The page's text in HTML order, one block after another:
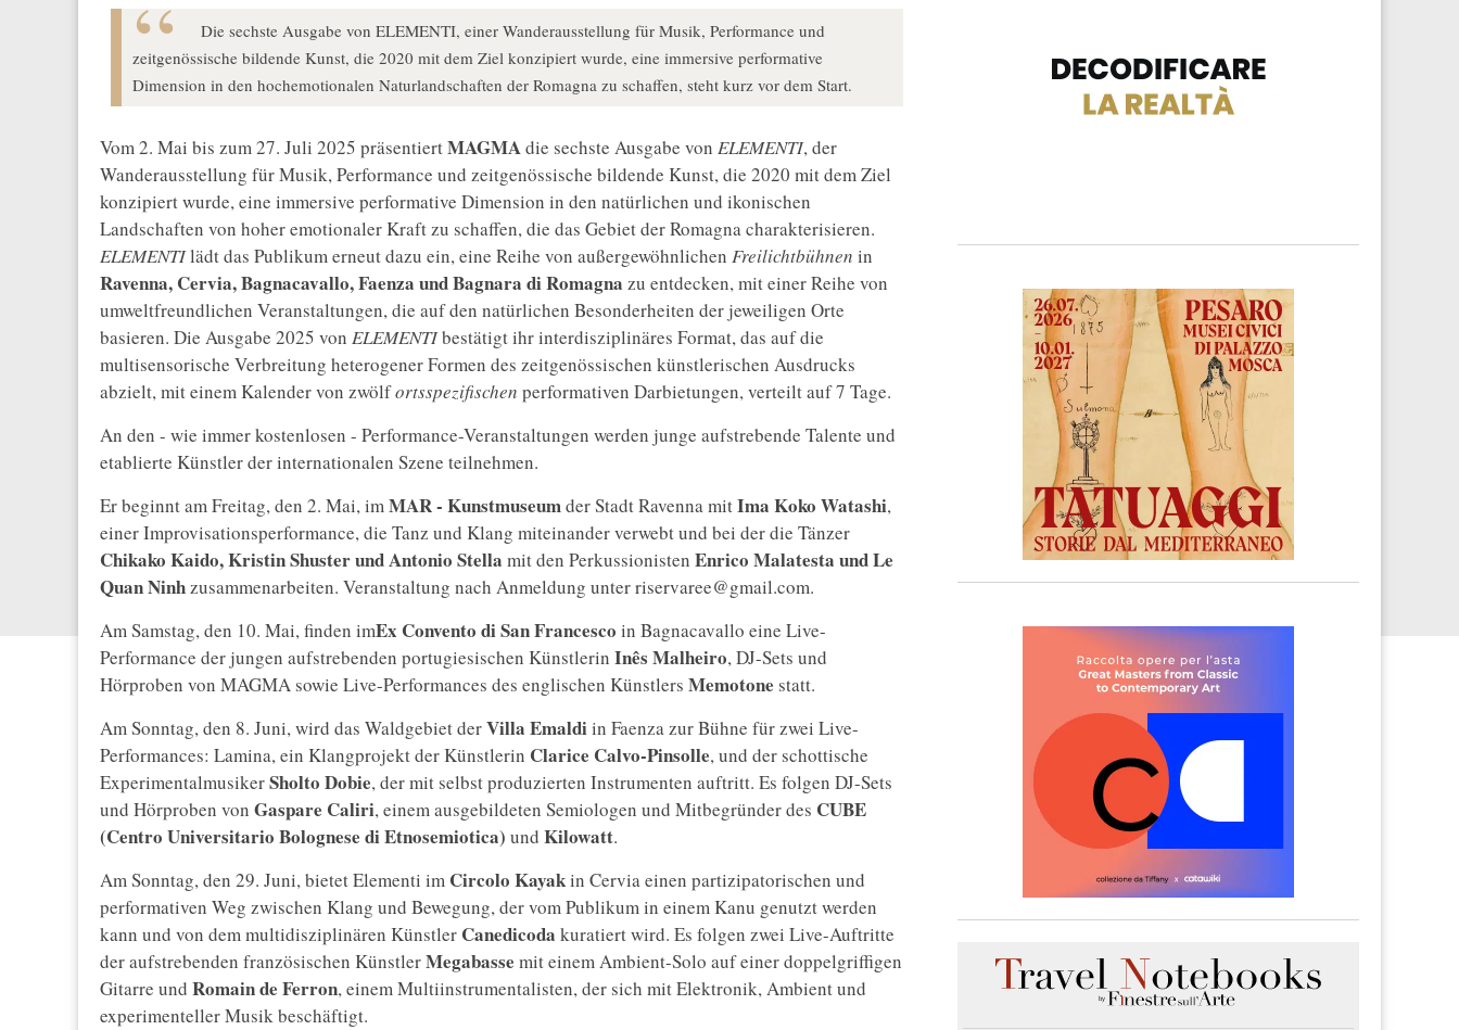
Die sechste Ausgabe von ELEMENTI, einer Wanderausstellung für Musik, Performance und
zeitgenössische bildende Kunst, die 2020 mit dem Ziel konzipiert wurde, eine immersive performative
Dimension in den hochemotionalen Naturlandschaften der Romagna zu schaffen, steht kurz vor dem Start.
Vom 2. Mai bis zum 27. Juli 2025 präsentiertMAGMAdie sechste Ausgabe von ELEMENTI, der
Wanderausstellung für Musik, Performance und zeitgenössische bildende Kunst, die 2020 mit dem Ziel
konzipiert wurde, eine immersive performative Dimension in den natürlichen und ikonischen
Landschaften von hoher emotionaler Kraft zu schaffen, die das Gebiet der Romagna charakterisieren.
ELEMENTIlädt das Publikum erneut dazu ein, eine Reihe von außergewöhnlichen Freilichtbühnen in
Ravenna, Cervia, Bagnacavallo, Faenza und Bagnara di Romagna zu entdecken, mit einer Reihe von
umweltfreundlichen Veranstaltungen, die auf den natürlichen Besonderheiten der jeweiligen Orte
basieren. Die Ausgabe 2025 von ELEMENTIbestätigt ihr interdisziplinäres Format, das auf die
multisensorische Verbreitung heterogener Formen des zeitgenössischen künstlerischen Ausdrucks
abzielt, mit einem Kalender von zwölfortsspezifischen performativen Darbietungen, verteilt auf 7 Tage.
An den - wie immer kostenlosen - Performance-Veranstaltungen werden junge aufstrebende Talente und
etablierte Künstler der internationalen Szene teilnehmen.
Er beginnt am Freitag, den 2. Mai, imMAR - Kunstmuseumder Stadt Ravenna mitIma Koko Watashi,
einer Improvisationsperformance, die Tanz und Klang miteinander verwebt und bei der die Tänzer
Chikako Kaido, Kristin Shuster und Antonio Stella mit den Perkussionisten Enrico Malatesta und Le
Quan Ninhzusammenarbeiten. Veranstaltung nach Anmeldung unter riservaree@gmail.com.
Am Samstag, den 10. Mai, finden imEx Convento di San Francesco in Bagnacavallo eine Live-
Performance der jungen aufstrebenden portugiesischen Künstlerin Inês Malheiro, DJ-Sets und
Hörproben von MAGMA sowie Live-Performances des englischen Künstlers Memotone statt.
Am Sonntag, den 8. Juni, wird das Waldgebiet derVilla Emaldiin Faenza zur Bühne für zwei Live-
Performances: Lamina, ein Klangprojekt der Künstlerin Clarice Calvo-Pinsolle, und der schottische
ExperimentalmusikerSholto Dobie, der mit selbst produzierten Instrumenten auftritt. Es folgen DJ-Sets
und Hörproben von Gaspare Caliri, einem ausgebildeten Semiologen und Mitbegründer des CUBE
(Centro Universitario Bolognese di Etnosemiotica) und Kilowatt.
Am Sonntag, den 29. Juni, bietet Elementi im Circolo Kayakin Cervia einen partizipatorischen und
performativen Weg zwischen Klang und Bewegung, der vom Publikum in einem Kanu genutzt werden
kann und von dem multidisziplinären Künstler Canedicoda kuratiert wird. Es folgen zwei Live-Auftritte
der aufstrebenden französischen KünstlerMegabasse mit einem Ambient-Solo auf einer doppelgriffigen
Gitarre und Romain de Ferron, einem Multiinstrumentalisten, der sich mit Elektronik, Ambient und
experimenteller Musik beschäftigt.